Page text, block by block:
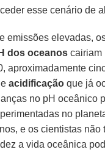
esse cenário de
emissões elevadas,
dos oceanos cairiam
aproximadamente
acidificação que já
no pH oceânico
no
e os cientistas não
a vida oceânica